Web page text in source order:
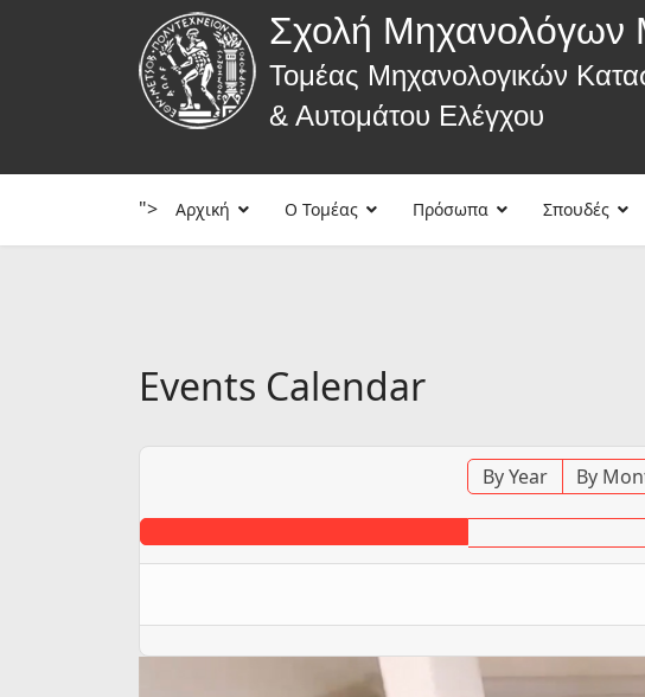
Σχολή
Τομέας Μηχανολογικών
& Αυτομάτου Ελέγχου
">
Αρχική Ο Τομέας Πρόσωπα Σπουδές
Events Calendar
By Year By